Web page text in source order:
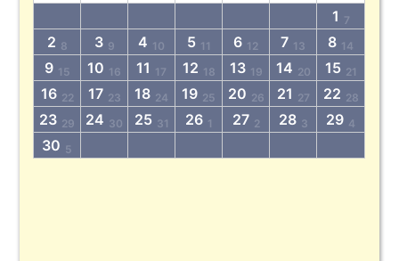
1 7
2 8 3 9 4 10 5 11 6 12 7 13 8 14
9 15 10 16 11 17 12 18 13 19 14 20 15 21
16 22 17 23 18 24 19 25 20 26 21 27 22 28
23 29 24 30 25 31 26 1 27 2 28 3 29 4
30 5